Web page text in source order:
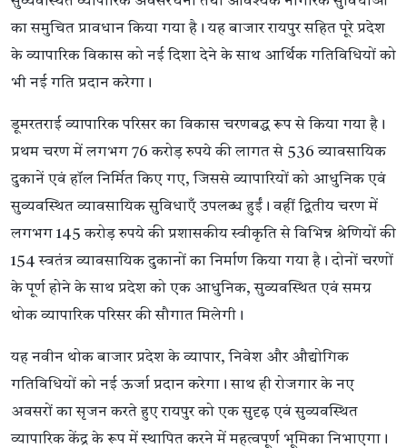
का समुचित प्रावधान किया गया है। यह बाजार रायपुर सहित पूरे प्रदेश
के व्यापारिक विकास को नई दिशा देने के साथ आर्थिक गतिविधियों को
भी नई गति प्रदान करेगा।
डूमरतराई व्यापारिक परिसर का विकास चरणबद्ध रूप से किया गया है।
प्रथम चरण में लगभग 76 करोड़ रुपये की लागत से 536 व्यावसायिक
दुकानें एवं हॉल निर्मित किए गए, जिससे व्यापारियों को आधुनिक एवं
सुव्यवस्थित व्यावसायिक सुविधाएँ उपलब्ध हुईं। वहीं द्वितीय चरण में
लगभग 145 करोड़ रुपये की प्रशासकीय स्वीकृति से विभिन्न श्रेणियों की
154 स्वतंत्र व्यावसायिक दुकानों का निर्माण किया गया है। दोनों चरणों
के पूर्ण होने के साथ प्रदेश को एक आधुनिक, सुव्यवस्थित एवं समग्र
थोक व्यापारिक परिसर की सौगात मिलेगी।
यह नवीन थोक बाजार प्रदेश के व्यापार, निवेश और औद्योगिक
गतिविधियों को नई ऊर्जा प्रदान करेगा। साथ ही रोजगार के नए
अवसरों का सृजन करते हुए रायपुर को एक सुदृढ़ एवं सुव्यवस्थित
व्यापारिक केंद्र के रूप में स्थापित करने में महत्वपूर्ण भूमिका निभाएगा।